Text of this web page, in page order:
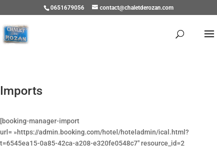
0651679056 contact@chaletderozan.com
Imports
[booking-manager-import
url= »https://admin.booking.com/hotel/hoteladmin/ical.html?
t=6545ea15-0a85-42ca-a208-e320fe0548c7″ resource_id=2